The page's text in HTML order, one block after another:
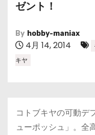
ゼント！
By hobby-maniax
4月 14, 2014
キヤ
コトブキヤの可動デ
ューポッシュ」。全